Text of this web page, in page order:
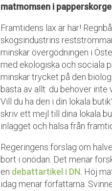
matmomsen i
Framtidens lax är här!
skogsindustrins
minskar övergödningen i
med ekologiska och sociala
minskar trycket på den
bästa av allt: du behöver inte
Vill du ha den i din lokala
skriv ett mejl till dina lokala
inlägget och hälsa från
Regeringens förslag om
bort i onödan. Det menar
en debattartikel i DN. Höj
idag menar författarna.